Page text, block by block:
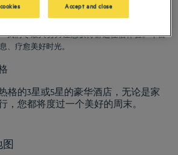
来访科沃布热格。为您提供餐厅、泊车服务、
我们尽最大努力让您获得舒适住宿体验。丰富
、疗愈美好时光。
格的3星或5星的豪华酒店，无论是家
，您都将度过一个美好的周末。
图
Accept and close